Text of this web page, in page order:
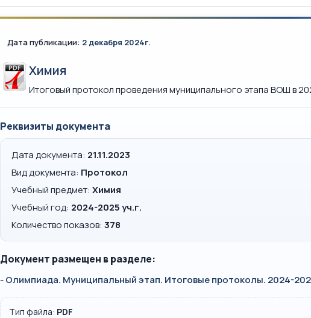
Дата публикации: 2 декабря 2024г.
Химия
Итоговый протокол проведения муниципального этапа ВОШ в
Реквизиты документа
Дата документа: 21.11.2023
Вид документа: Протокол
Учебный предмет: Химия
Учебный год: 2024-2025 уч.г.
Количество показов: 378
Документ размещен в разделе:
-Олимпиада. Муниципальный этап. Итоговые протоколы. 2024-
Тип файла: PDF